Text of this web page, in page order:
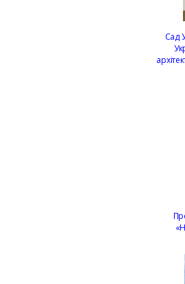
Сад